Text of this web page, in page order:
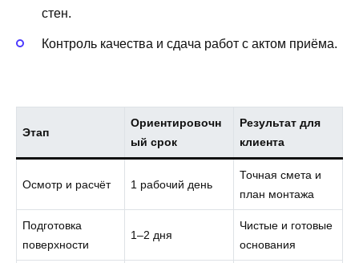
стен.
Контроль качества и сдача работ с актом приёма.
Этап
Ориентировочн
ый срок
Результат для
клиента
Осмотр и расчёт 1 рабочий день
Точная смета и
план монтажа
Подготовка
поверхности
1–2 дня
Чистые и готовые
основания